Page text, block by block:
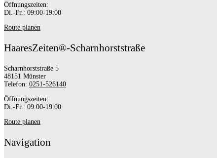
Öffnungszeiten:
Di.-Fr.: 09:00-19:00
Route planen
HaaresZeiten®-Scharnhorststraße
Scharnhorststraße 5
48151 Münster
Telefon: 0251-526140
Öffnungszeiten:
Di.-Fr.: 09:00-19:00
Route planen
Navigation